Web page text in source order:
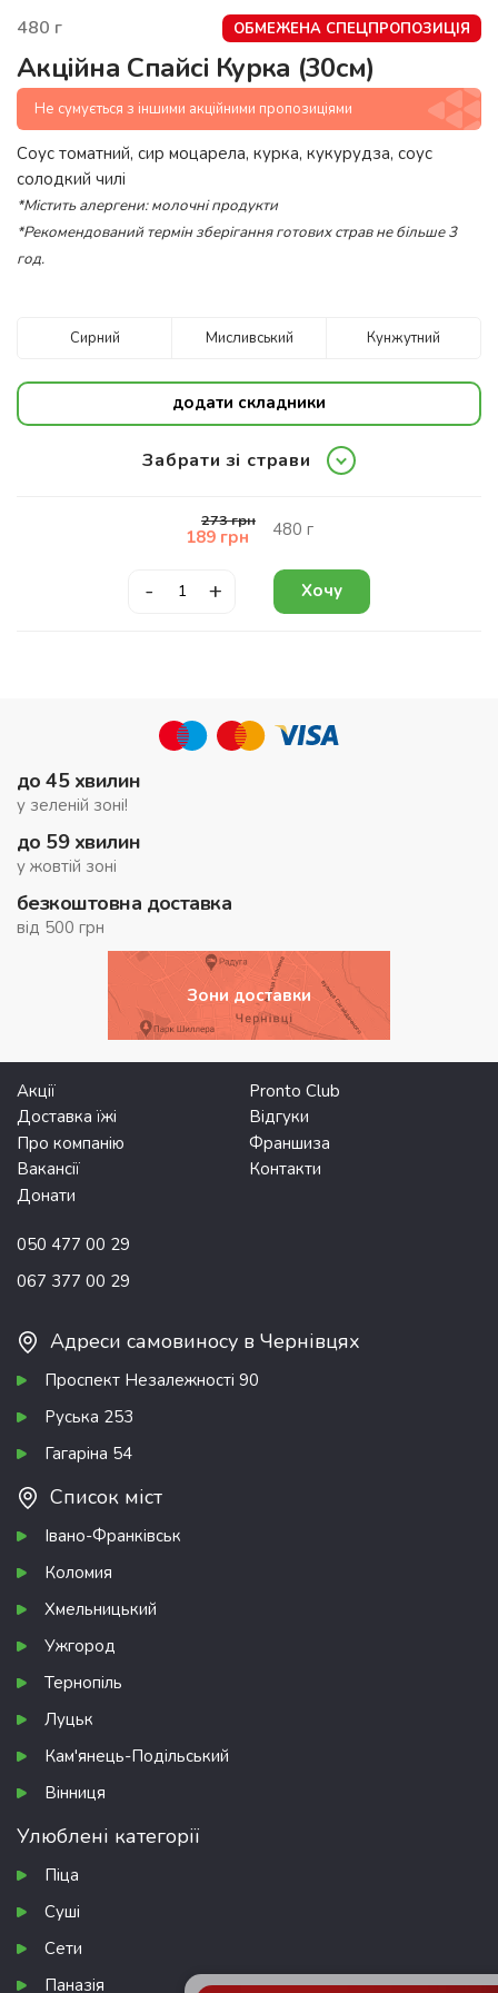
480 г ОБМЕЖЕНА СПЕЦПРОПОЗИЦІЯ
Акційна Спайсі Курка (30см)
Не сумується з іншими акційними пропозиціями
Соус томатний, сир моцарела, курка, кукурудза, соус
солодкий чилі
*Містить алергени: молочні продукти
*Рекомендований термін зберігання готових страв не більше 3
год.
Сирний Мисливський Кунжутний
додати складники
Забрати зі страви
273грн
189 грн 480 г
- + Хочу
до 45 хвилин
у зеленій зоні!
до 59 хвилин
у жовтій зоні
безкоштовна доставка
від 500 грн
Зони доставки
Акції
Pronto Club
Доставка їжі
Відгуки
Про компанію
Франшиза
Вакансії
Контакти
Донати
050 477 00 29
067 377 00 29
Адреси самовиносу в Чернівцях
Проспект Незалежності 90
Руська 253
Гагаріна 54
Список міст
Івано-Франківськ
Коломия
Хмельницький
Ужгород
Тернопіль
Луцьк
Кам'янець-Подільський
Вінниця
Улюблені категорії
Піца
Суші
Сети
Паназія